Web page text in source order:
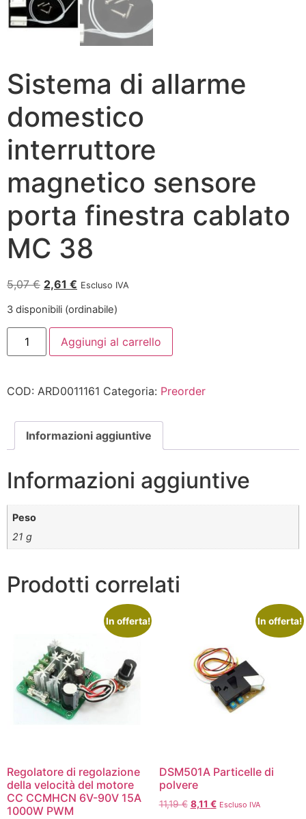
Sistema di allarme
domestico
interruttore
magnetico sensore
porta finestra cablato
MC 38
5,07€ 2,61 € Escluso IVA
3 disponibili (ordinabile)
Aggiungi al carrello
COD: ARD0011161 Categoria: Preorder
Informazioni aggiuntive
Informazioni aggiuntive
Peso
21 g
Prodotti correlati
In offerta!
Regolatore di regolazione
della velocità del motore
CC CCMHCN 6V-90V 15A
1000W PWM
In offerta!
DSM501A Particelle di
polvere
11,19€ 8,11 € Escluso IVA